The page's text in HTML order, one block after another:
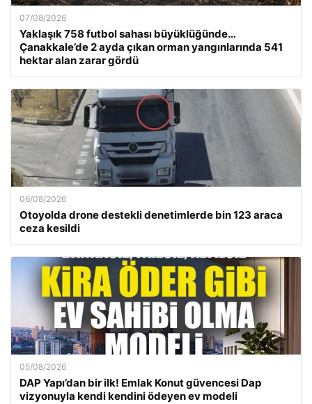
07/08/2026
Yaklaşık 758 futbol sahası büyüklüğünde…
Çanakkale’de 2 ayda çıkan orman yangınlarında 541
hektar alan zarar gördü
06/08/2026
Otoyolda drone destekli denetimlerde bin 123 araca
ceza kesildi
05/08/2026
DAP Yapı’dan bir ilk! Emlak Konut güvencesi Dap
vizyonuyla kendi kendini ödeyen ev modeli